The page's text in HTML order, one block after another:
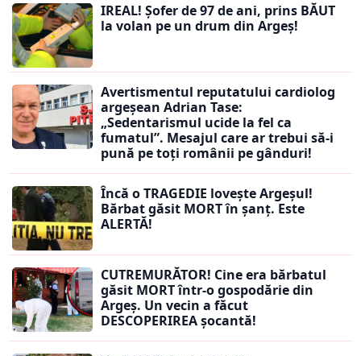
IREAL! Șofer de 97 de ani, prins BĂUT
la volan pe un drum din Argeș!
Avertismentul reputatului cardiolog
argeșean Adrian Tase:
„Sedentarismul ucide la fel ca
fumatul”. Mesajul care ar trebui să-i
pună pe toți românii pe gânduri!
Încă o TRAGEDIE lovește Argeșul!
Bărbat găsit MORT în șanț. Este
ALERTĂ!
CUTREMURĂTOR! Cine era bărbatul
găsit MORT într-o gospodărie din
Argeș. Un vecin a făcut
DESCOPERIREA șocantă!